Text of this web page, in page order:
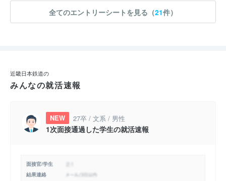
全てのエントリーシートを見る（21件）
近畿日本鉄道の
みんなの就活速報
NEW 27卒 / 文系 / 男性
1次面接通過した学生の就活速報
面接官/学生
結果連絡